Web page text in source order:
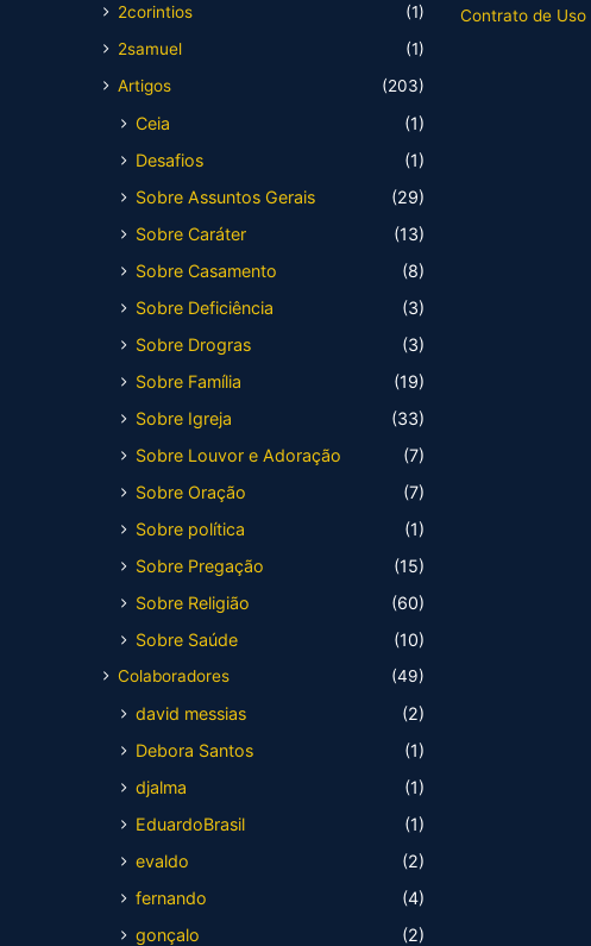
2corintios
(1)
2samuel
(1)
Artigos
(203)
Ceia
(1)
Desafios
(1)
Sobre Assuntos Gerais
(29)
Sobre Caráter
(13)
Sobre Casamento
(8)
Sobre Deficiência
(3)
Sobre Drogras
(3)
Sobre Família
(19)
Sobre Igreja
(33)
Sobre Louvor e Adoração
(7)
Sobre Oração
(7)
Sobre política
(1)
Sobre Pregação
(15)
Sobre Religião
(60)
Sobre Saúde
(10)
Colaboradores (49)
david messias
(2)
Debora Santos
(1)
djalma
(1)
EduardoBrasil
(1)
evaldo
(2)
fernando
(4)
gonçalo
(2)
Contrato de Uso